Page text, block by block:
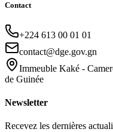
Contact
+224 613 00 01 01
contact@dge.gov.gn
Immeuble Kaké -
de Guinée
Newsletter
Recevez les dernières